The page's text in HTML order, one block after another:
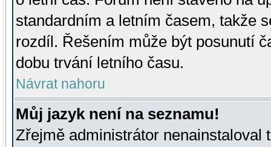
standardním a letním časem, takže
rozdíl. Řešením může být posunutí
dobu trvání letního času.
Návrat nahoru
Můj jazyk není na seznamu!
Zřejmě administrátor nenainstaloval